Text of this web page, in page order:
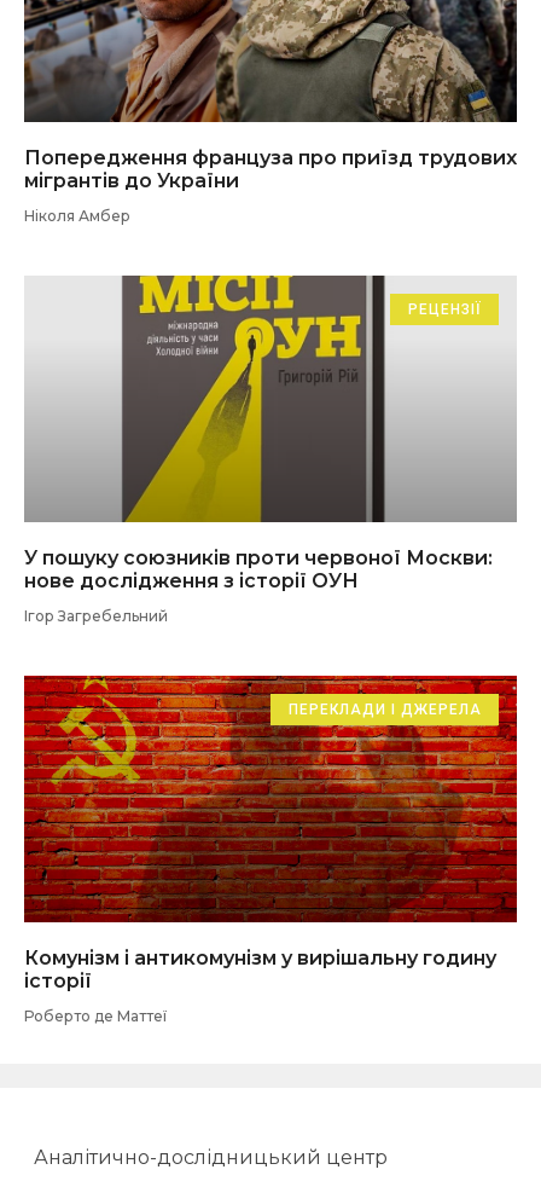
Попередження француза про приїзд трудових
мігрантів до України
Ніколя Амбер
РЕЦЕНЗІЇ
У пошуку союзників проти червоної Москви:
нове дослідження з історії ОУН
Ігор Загребельний
ПЕРЕКЛАДИ І ДЖЕРЕЛА
Комунізм і антикомунізм у вирішальну годину
історії
Роберто де Маттеї
Аналітично-дослідницький центр